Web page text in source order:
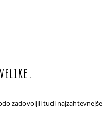
zadovoljili tudi najzahtevnejše